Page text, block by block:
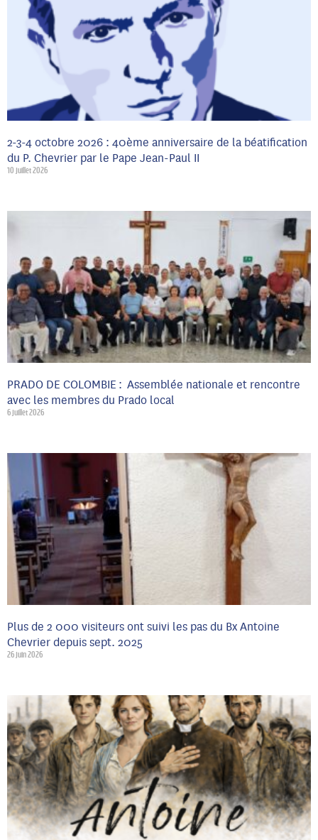
2-3-4 octobre 2026 : 40ème anniversaire de la béatification
du P. Chevrier par le Pape Jean-Paul II
10 juillet 2026
PRADO DE COLOMBIE : Assemblée nationale et rencontre
avec les membres du Prado local
6 juillet 2026
Plus de 2 000 visiteurs ont suivi les pas du Bx Antoine
Chevrier depuis sept. 2025
26 juin 2026